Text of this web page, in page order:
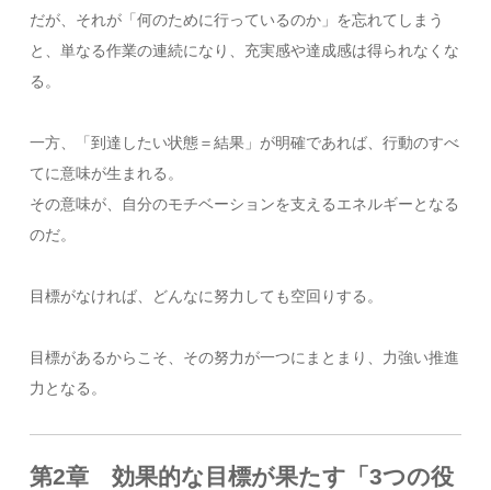
だが、それが「何のために行っているのか」を忘れてしまう
と、単なる作業の連続になり、充実感や達成感は得られなくな
る。
一方、「到達したい状態＝結果」が明確であれば、行動のすべ
てに意味が生まれる。
その意味が、自分のモチベーションを支えるエネルギーとなる
のだ。
目標がなければ、どんなに努力しても空回りする。
目標があるからこそ、その努力が一つにまとまり、力強い推進
力となる。
第2章 効果的な目標が果たす「3つの役